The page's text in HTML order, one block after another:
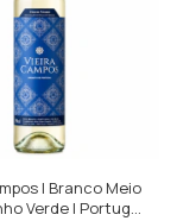
| Branco Meio
Verde | Portugal